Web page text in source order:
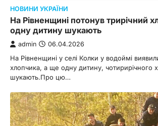
НОВИНИ УКРАЇНИ
На Рівненщині потонув трирічний
одну дитину шукають
admin 06.04.2026
На Рівненщині у селі Колки у водоймі
хлопчика, а ще одну дитину, чотирирічного
шукають.Про цю…